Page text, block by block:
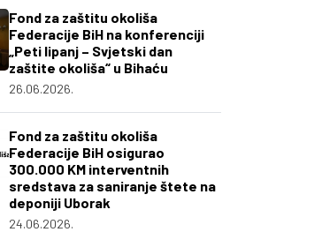
Fond za zaštitu okoliša
Federacije BiH na konferenciji
„Peti lipanj – Svjetski dan
zaštite okoliša“ u Bihaću
26.06.2026.
Fond za zaštitu okoliša
Federacije BiH osigurao
300.000 KM interventnih
sredstava za saniranje štete na
deponiji Uborak
24.06.2026.